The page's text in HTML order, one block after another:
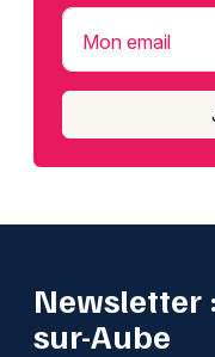
Mon email
Newsletter
sur-Aube